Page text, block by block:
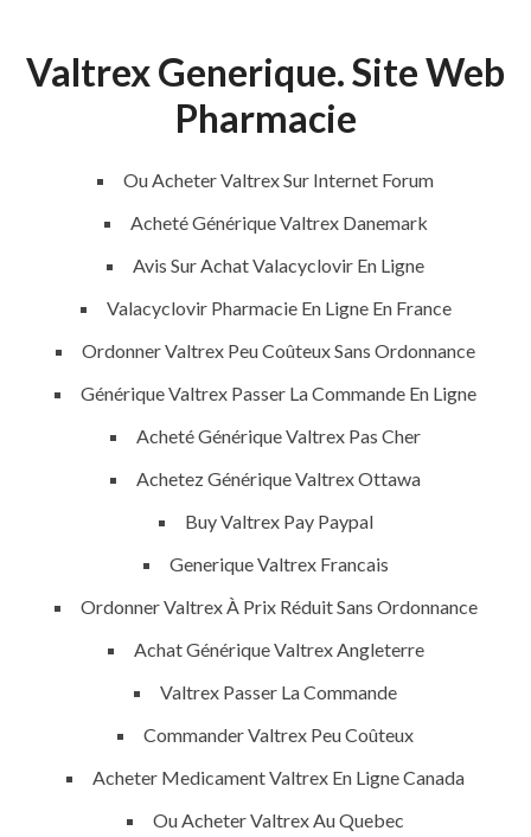
Menu
HOME UNCATEGORIZED
Valtrex Pas
Cher Livraison
Rapide |
Internationale
Pharmacie
Uncategorized
Valtrex Generique. Site Web
Pharmacie
Ou Acheter Valtrex Sur Internet Forum
Acheté Générique Valtrex Danemark
Avis Sur Achat Valacyclovir En Ligne
Valacyclovir Pharmacie En Ligne En France
Ordonner Valtrex Peu Coûteux Sans Ordonnance
Générique Valtrex Passer La Commande En Ligne
Acheté Générique Valtrex Pas Cher
Achetez Générique Valtrex Ottawa
Buy Valtrex Pay Paypal
Generique Valtrex Francais
Ordonner Valtrex À Prix Réduit Sans Ordonnance
Achat Générique Valtrex Angleterre
Valtrex Passer La Commande
Commander Valtrex Peu Coûteux
Acheter Medicament Valtrex En Ligne Canada
Ou Acheter Valtrex Au Quebec